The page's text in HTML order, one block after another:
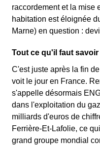
raccordement et la mise
habitation est éloignée
Marne) en question :
Tout ce qu'il faut
C'est juste après la fin
voit le jour en France.
s'appelle désormais
dans l'exploitation du
milliards d'euros de
Ferrière-Et-Lafolie, ce
grand groupe mondial